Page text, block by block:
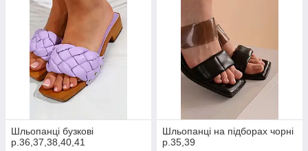
Шльопанці бузкові
р.36,37,38,40,41
Шльопанці на підборах чорні
р.35,39